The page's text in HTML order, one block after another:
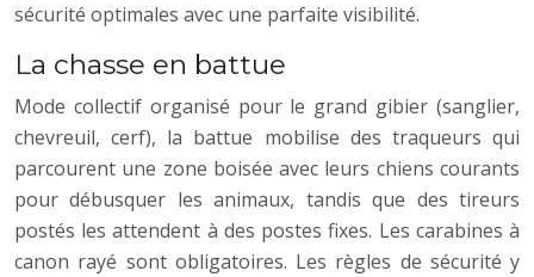
sécurité optimales avec une parfaite visibilité.
La chasse en battue
Mode collectif organisé pour le grand gibier (sanglier,
chevreuil, cerf), la battue mobilise des traqueurs qui
parcourent une zone boisée avec leurs chiens courants
pour débusquer les animaux, tandis que des tireurs
postés les attendent à des postes fixes. Les carabines à
canon rayé sont obligatoires. Les règles de sécurité y